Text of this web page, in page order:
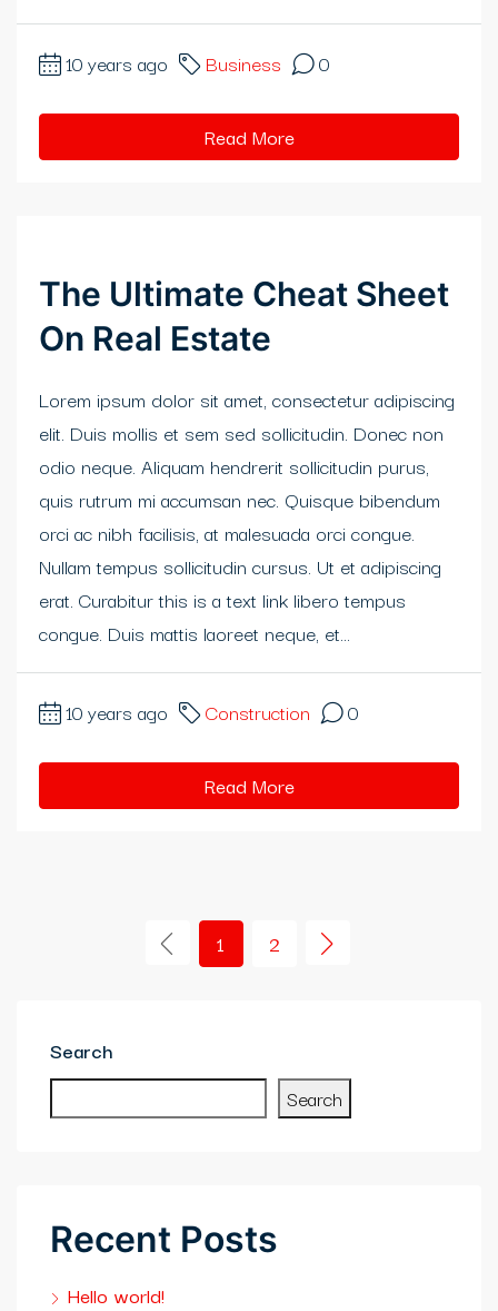
10 years ago Business 0
Read More
The Ultimate Cheat Sheet
On Real Estate
Lorem ipsum dolor sit amet, consectetur adipiscing
elit. Duis mollis et sem sed sollicitudin. Donec non
odio neque. Aliquam hendrerit sollicitudin purus,
quis rutrum mi accumsan nec. Quisque bibendum
orci ac nibh facilisis, at malesuada orci congue.
Nullam tempus sollicitudin cursus. Ut et adipiscing
erat. Curabitur this is a text link libero tempus
congue. Duis mattis laoreet neque, et...
10 years ago Construction 0
Read More
1 2
Search
Search
Recent Posts
Hello world!